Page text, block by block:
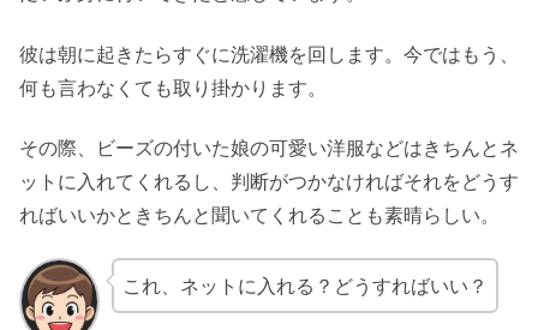
彼は朝に起きたらすぐに洗濯機を回します。今ではもう、
何も言わなくても取り掛かります。
その際、ビーズの付いた娘の可愛い洋服などはきちんとネ
ットに入れてくれるし、判断がつかなければそれをどうす
ればいいかときちんと聞いてくれることも素晴らしい。
これ、ネットに入れる？どうすればいい？